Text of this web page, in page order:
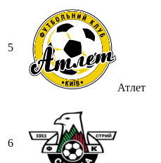
5
Атлет
6